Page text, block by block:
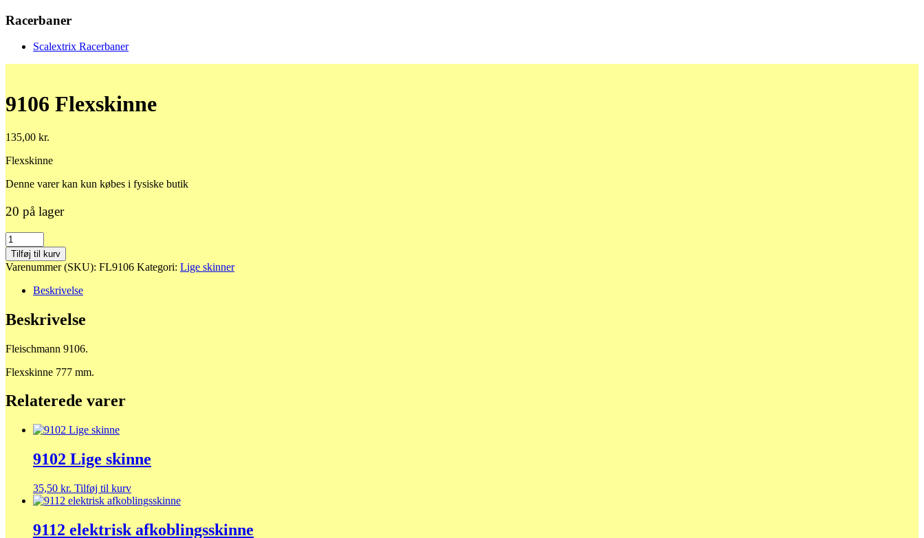
Racerbaner
Scalextrix Racerbaner
9106 Flexskinne
135,00 kr.
Flexskinne
Denne varer kan kun købes i fysiske butik
20 på lager
9106
Flexskinne
antal
Tilføj til kurv
Varenummer (SKU): FL9106 Kategori: Lige skinner
Beskrivelse
Beskrivelse
Fleischmann 9106.
Flexskinne 777 mm.
Relaterede varer
9102 Lige skinne
35,50 kr. Tilføj til kurv
9112 elektrisk afkoblingsskinne